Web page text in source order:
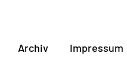
Archiv Impressum